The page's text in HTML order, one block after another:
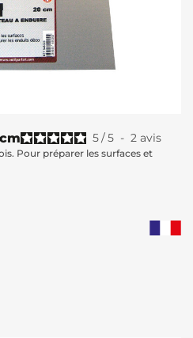
5/5 - 2 avis
Pour préparer les surfaces et